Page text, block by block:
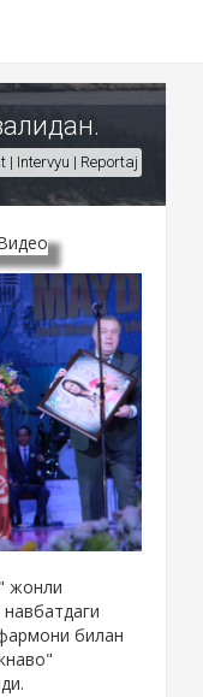
| Intervyu | Reportaj
жонли
навбатдаги
билан